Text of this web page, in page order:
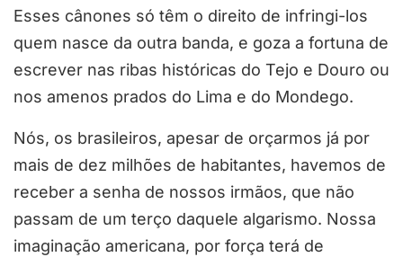
Esses cânones só têm o direito de infringi-los
quem nasce da outra banda, e goza a fortuna de
escrever nas ribas históricas do Tejo e Douro ou
nos amenos prados do Lima e do Mondego.
Nós, os brasileiros, apesar de orçarmos já por
mais de dez milhões de habitantes, havemos de
receber a senha de nossos irmãos, que não
passam de um terço daquele algarismo. Nossa
imaginação americana, por força terá de